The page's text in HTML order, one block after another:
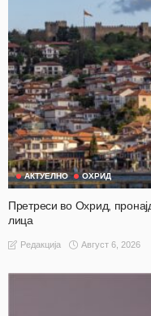
АКТУЕЛНО ОХРИД
Претреси во Охрид,
лица
Редакција Август 6, 2026